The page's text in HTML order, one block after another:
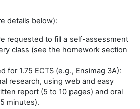
details below):
requested to fill a self-assessment
class (see the homework section
for 1.75 ECTS (e.g., Ensimag 3A):
research, using web and easy
report (5 to 10 pages) and oral
minutes).